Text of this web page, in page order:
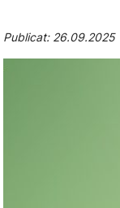
Publicat: 26.09.2025